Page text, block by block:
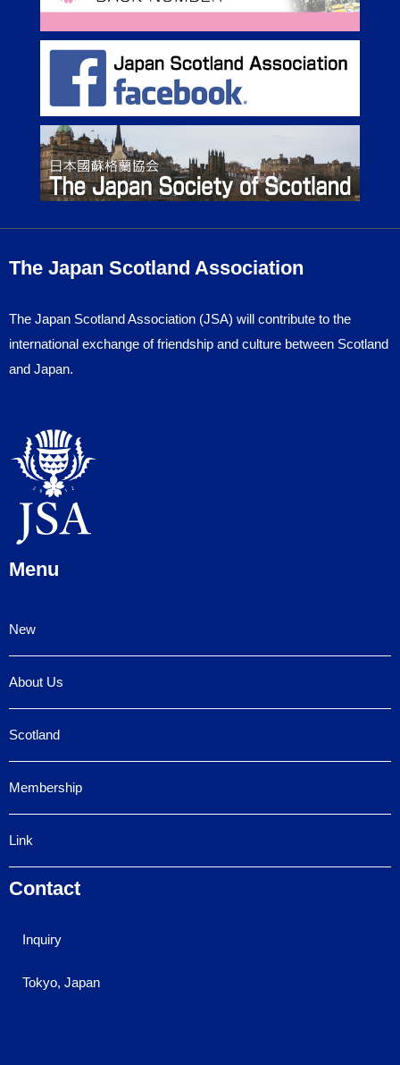
The Japan Scotland Association
The Japan Scotland Association (JSA) will contribute to the
international exchange of friendship and culture between Scotland
and Japan.
Menu
New
About Us
Scotland
Membership
Link
Contact
Inquiry
Tokyo, Japan